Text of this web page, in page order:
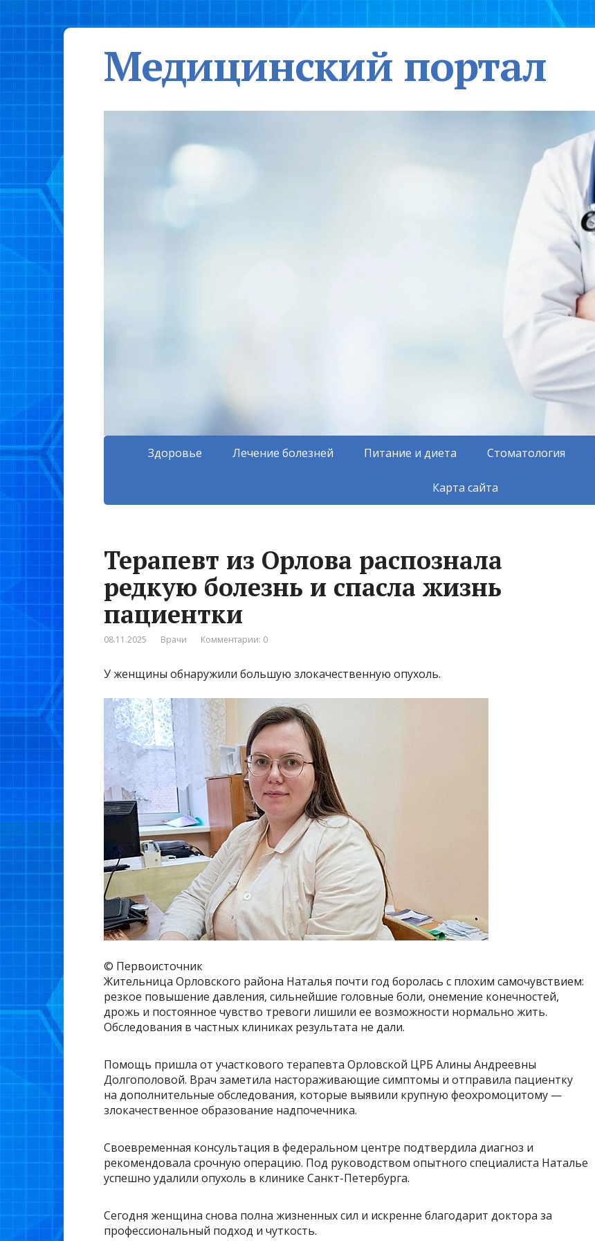
Медицинский портал
Здоровье Лечение болезней Питание и диета Стоматология
Карта сайта
Терапевт из Орлова распознала
редкую болезнь и спасла жизнь
пациентки
08.11.2025 Врачи Комментарии: 0
У женщины обнаружили большую злокачественную опухоль.
© Первоисточник
Жительница Орловского района Наталья почти год боролась с плохим самочувствием:
резкое повышение давления, сильнейшие головные боли, онемение конечностей,
дрожь и постоянное чувство тревоги лишили ее возможности нормально жить.
Обследования в частных клиниках результата не дали.
Помощь пришла от участкового терапевта Орловской ЦРБ Алины Андреевны
Долгополовой. Врач заметила настораживающие симптомы и отправила пациентку
на дополнительные обследования, которые выявили крупную феохромоцитому —
злокачественное образование надпочечника.
Своевременная консультация в федеральном центре подтвердила диагноз и
рекомендовала срочную операцию. Под руководством опытного специалиста Наталье
успешно удалили опухоль в клинике Санкт-Петербурга.
Сегодня женщина снова полна жизненных сил и искренне благодарит доктора за
профессиональный подход и чуткость.